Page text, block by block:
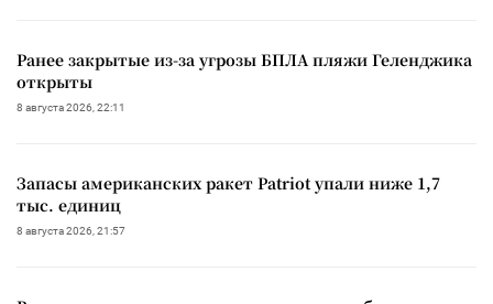
Ранее закрытые из-за угрозы БПЛА пляжи Геленджика
открыты
8 августа 2026, 22:11
Запасы американских ракет Patriot упали ниже 1,7
тыс. единиц
8 августа 2026, 21:57